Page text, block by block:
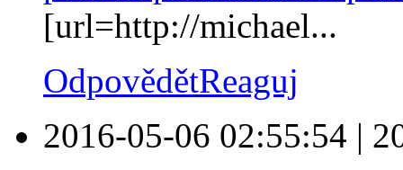
[url=http://michael...
OdpovědětReaguj
2016-05-06 02:55:54 |